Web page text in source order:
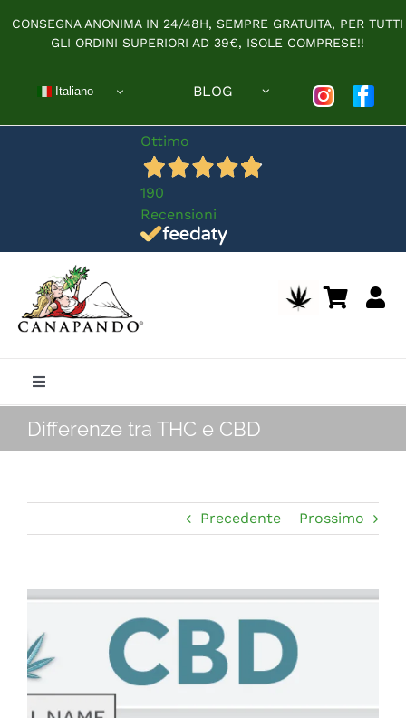
contenuto
CONSEGNA ANONIMA IN 24/48H, SEMPRE GRATUITA, PER TUTTI
GLI ORDINI SUPERIORI AD 39€, ISOLE COMPRESE!!
Italiano BLOG
Ottimo
190
Recensioni
Toggle
Navigation
CHI SIAMO
RIVENDITORI
Differenze tra THC e CBD
Precedente Prossimo
Ingrandisci